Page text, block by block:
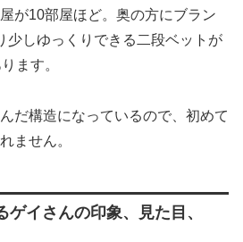
が10部屋ほど。奥の方にブラン
少しゆっくりできる二段ベットが
ます。
だ構造になっているので、初めて
ません。
イさんの印象、見た目、